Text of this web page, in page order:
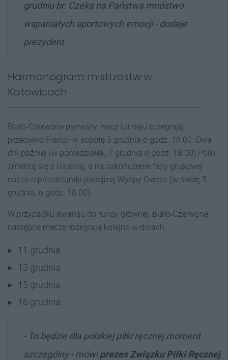
grudniu br. Czeka na Państwa mnóstwo
wspaniałych sportowych emocji - dodaje
prezydent
Harmonogram mistrzostw w
Katowicach
Biało-Czerwone pierwszy mecz turnieju rozegrają
przeciwko Francji w sobotę 5 grudnia o godz. 18.00. Dwa
dni później (w poniedziałek, 7 grudnia o godz. 18.00) Polki
zmierzą się z Ukrainą, a na zakończenie fazy grupowej
nasze reprezentantki podejmą Wyspy Owcze (w środę 9
grudnia, o godz. 18.00).
W przypadku awansu do rundy głównej, Biało-Czerwone
następne mecze rozegrają kolejno w dniach:
11 grudnia
13 grudnia
15 grudnia
16 grudnia.
- To będzie dla polskiej piłki ręcznej moment
szczególny - mówiprezes Związku Piłki Ręcznej